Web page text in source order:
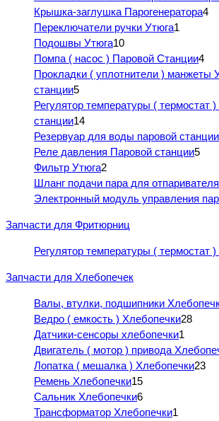
Крышка-заглушка Парогенератора4
Переключатели ручки Утюга1
Подошвы Утюга10
Помпа ( насос ) Паровой Станции4
Прокладки ( уплотнители ) манжеты
станции5
Регулятор температуры ( термостат
станции14
Резервуар для воды паровой станции
Реле давления Паровой станции5
Фильтр Утюга2
Шланг подачи пара для отпаривателя
Электронный модуль управления
Запчасти для Фритюрниц
Регулятор температуры ( термостат
Запчасти для Хлебопечек
Валы, втулки, подшипники
Ведро ( емкость ) Хлебопечки28
Датчики-сенсоры хлебопечки1
Двигатель ( мотор ) привода
Лопатка ( мешалка ) Хлебопечки23
Ремень Хлебопечки15
Сальник Хлебопечки6
Трансформатор Хлебопечки1